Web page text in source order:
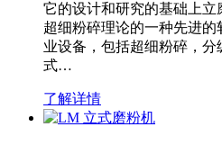
它的设计和研究的基础上
超细粉碎理论的一种先进
业设备，包括超细粉碎，
式…
了解详情